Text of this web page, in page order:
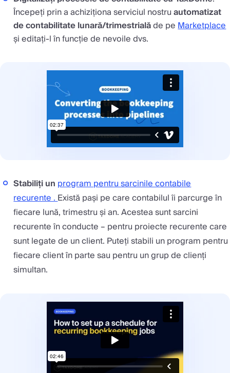
Începeți prin a achiziționa serviciul nostruautomatizat
de contabilitate lunară/trimestrialăde peMarketplace
și editați-l în funcție de nevoile dvs.
Stabiliți un program pentru sarcinile contabile
recurente .Există pași pe care contabilul îi parcurge în
fiecare lună, trimestru și an. Acestea sunt sarcini
recurente în conducte – pentru proiecte recurente care
sunt legate de un client. Puteți stabili un program pentru
fiecare client în parte sau pentru un grup de clienți
simultan.